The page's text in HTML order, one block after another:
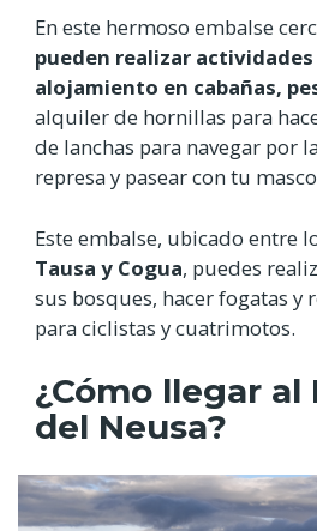
En este hermoso embalse
pueden realizar
alojamiento en cabañas,
alquiler de hornillas para
de lanchas para navegar por
represa y pasear con tu
Este embalse, ubicado entre
Tausa y Cogua, puedes
sus bosques, hacer fogatas y
para ciclistas y cuatrimotos.
¿Cómo llegar al
del Neusa?